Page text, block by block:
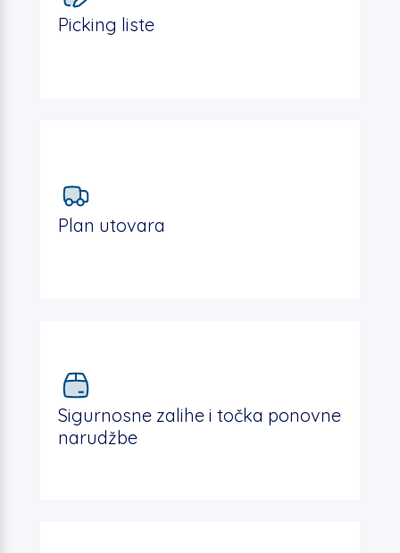
Picking liste
Plan utovara
Sigurnosne zalihe i točka ponovne
narudžbe